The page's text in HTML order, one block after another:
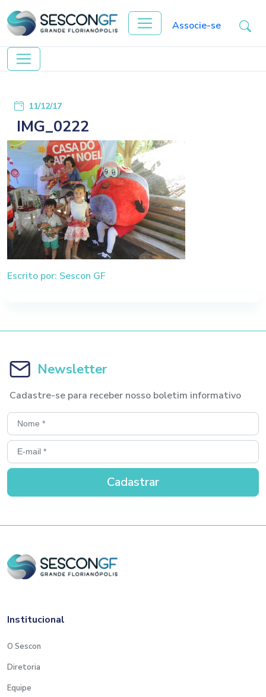
Associe-se
11/12/17
IMG_0222
Escrito por: Sescon GF
Newsletter
Cadastre-se para receber nosso boletim informativo
Institucional
O Sescon
Diretoria
Equipe